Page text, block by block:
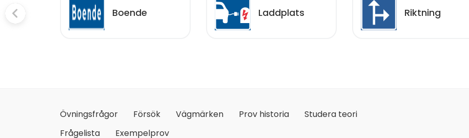
Boende Laddplats Riktning
Övningsfrågor Försök Vägmärken Prov historia Studera teori
Frågelista
Exempelprov